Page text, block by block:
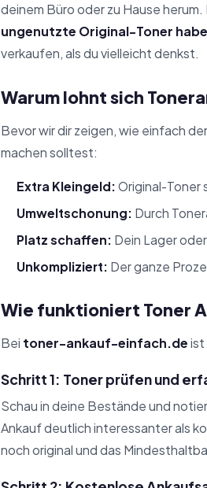
deinem Büro oder zu Hause
ungenutzte Original-Toner
verkaufen, als du vielleicht denkst.
Warum lohnt sich
Bevor wir dir zeigen, wie einfach
machen solltest:
Extra Kleingeld: Original-Toner
Umweltschonung: Durch
Platz schaffen: Dein Lager
Unkompliziert: Der ganze
Wie funktioniert Toner
Bei toner-ankauf-einfach.deist
Schritt 1: Toner prüfen und
Schau in deine Bestände und
Ankauf deutlich interessanter als
noch original und das